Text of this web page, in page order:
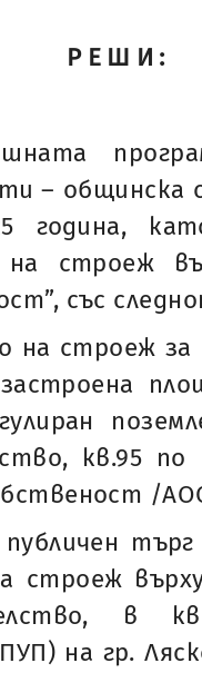
РЕШИ:
–
година,
на строеж
със
на строеж
кв.95 по
/
публичен
строеж
в
на гр.